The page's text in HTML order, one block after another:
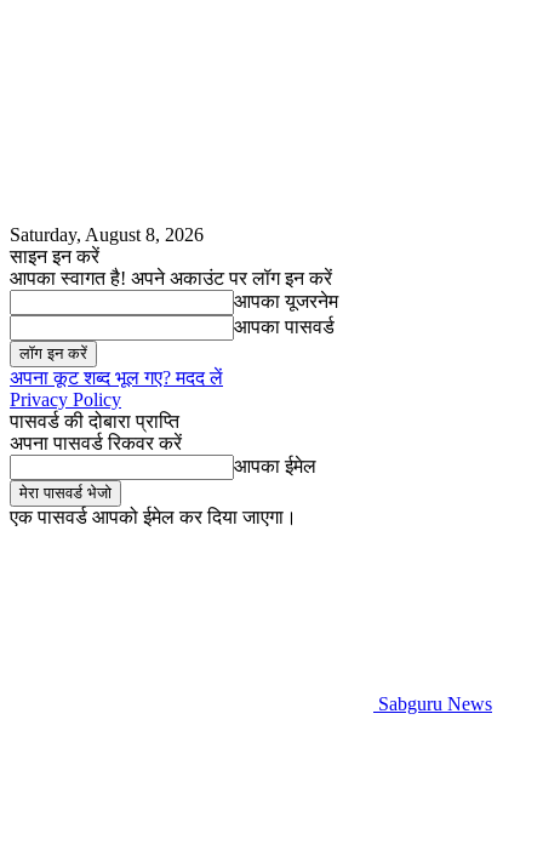
Saturday, August 8, 2026
साइन इन करें
आपका स्वागत है! अपने अकाउंट पर लॉग इन करें
आपका यूजरनेम
आपका पासवर्ड
अपना कूट शब्द भूल गए? मदद लें
Privacy Policy
पासवर्ड की दोबारा प्राप्ति
अपना पासवर्ड रिकवर करें
आपका ईमेल
एक पासवर्ड आपको ईमेल कर दिया जाएगा।
Sabguru News